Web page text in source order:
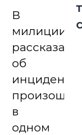
В
милиции
рассказали
об
инциденте,
в
одном